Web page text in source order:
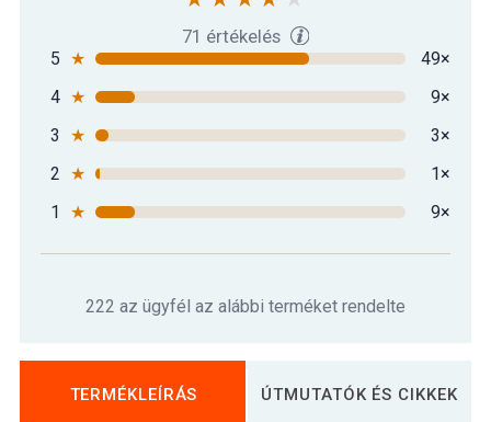
71 értékelés
5 ★
49×
4 ★
9×
3
★
3×
2 ★
1×
1
★ 9×
222 az ügyfél az alábbi terméket rendelte
TERMÉKLEÍRÁS ÚTMUTATÓK ÉS CIKKEK